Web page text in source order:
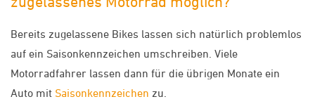
Bereits zugelassene Bikes lassen sich natürlich problemlos
auf ein Saisonkennzeichen umschreiben. Viele
Motorradfahrer lassen dann für die übrigen Monate ein
Auto mit Saisonkennzeichen zu.